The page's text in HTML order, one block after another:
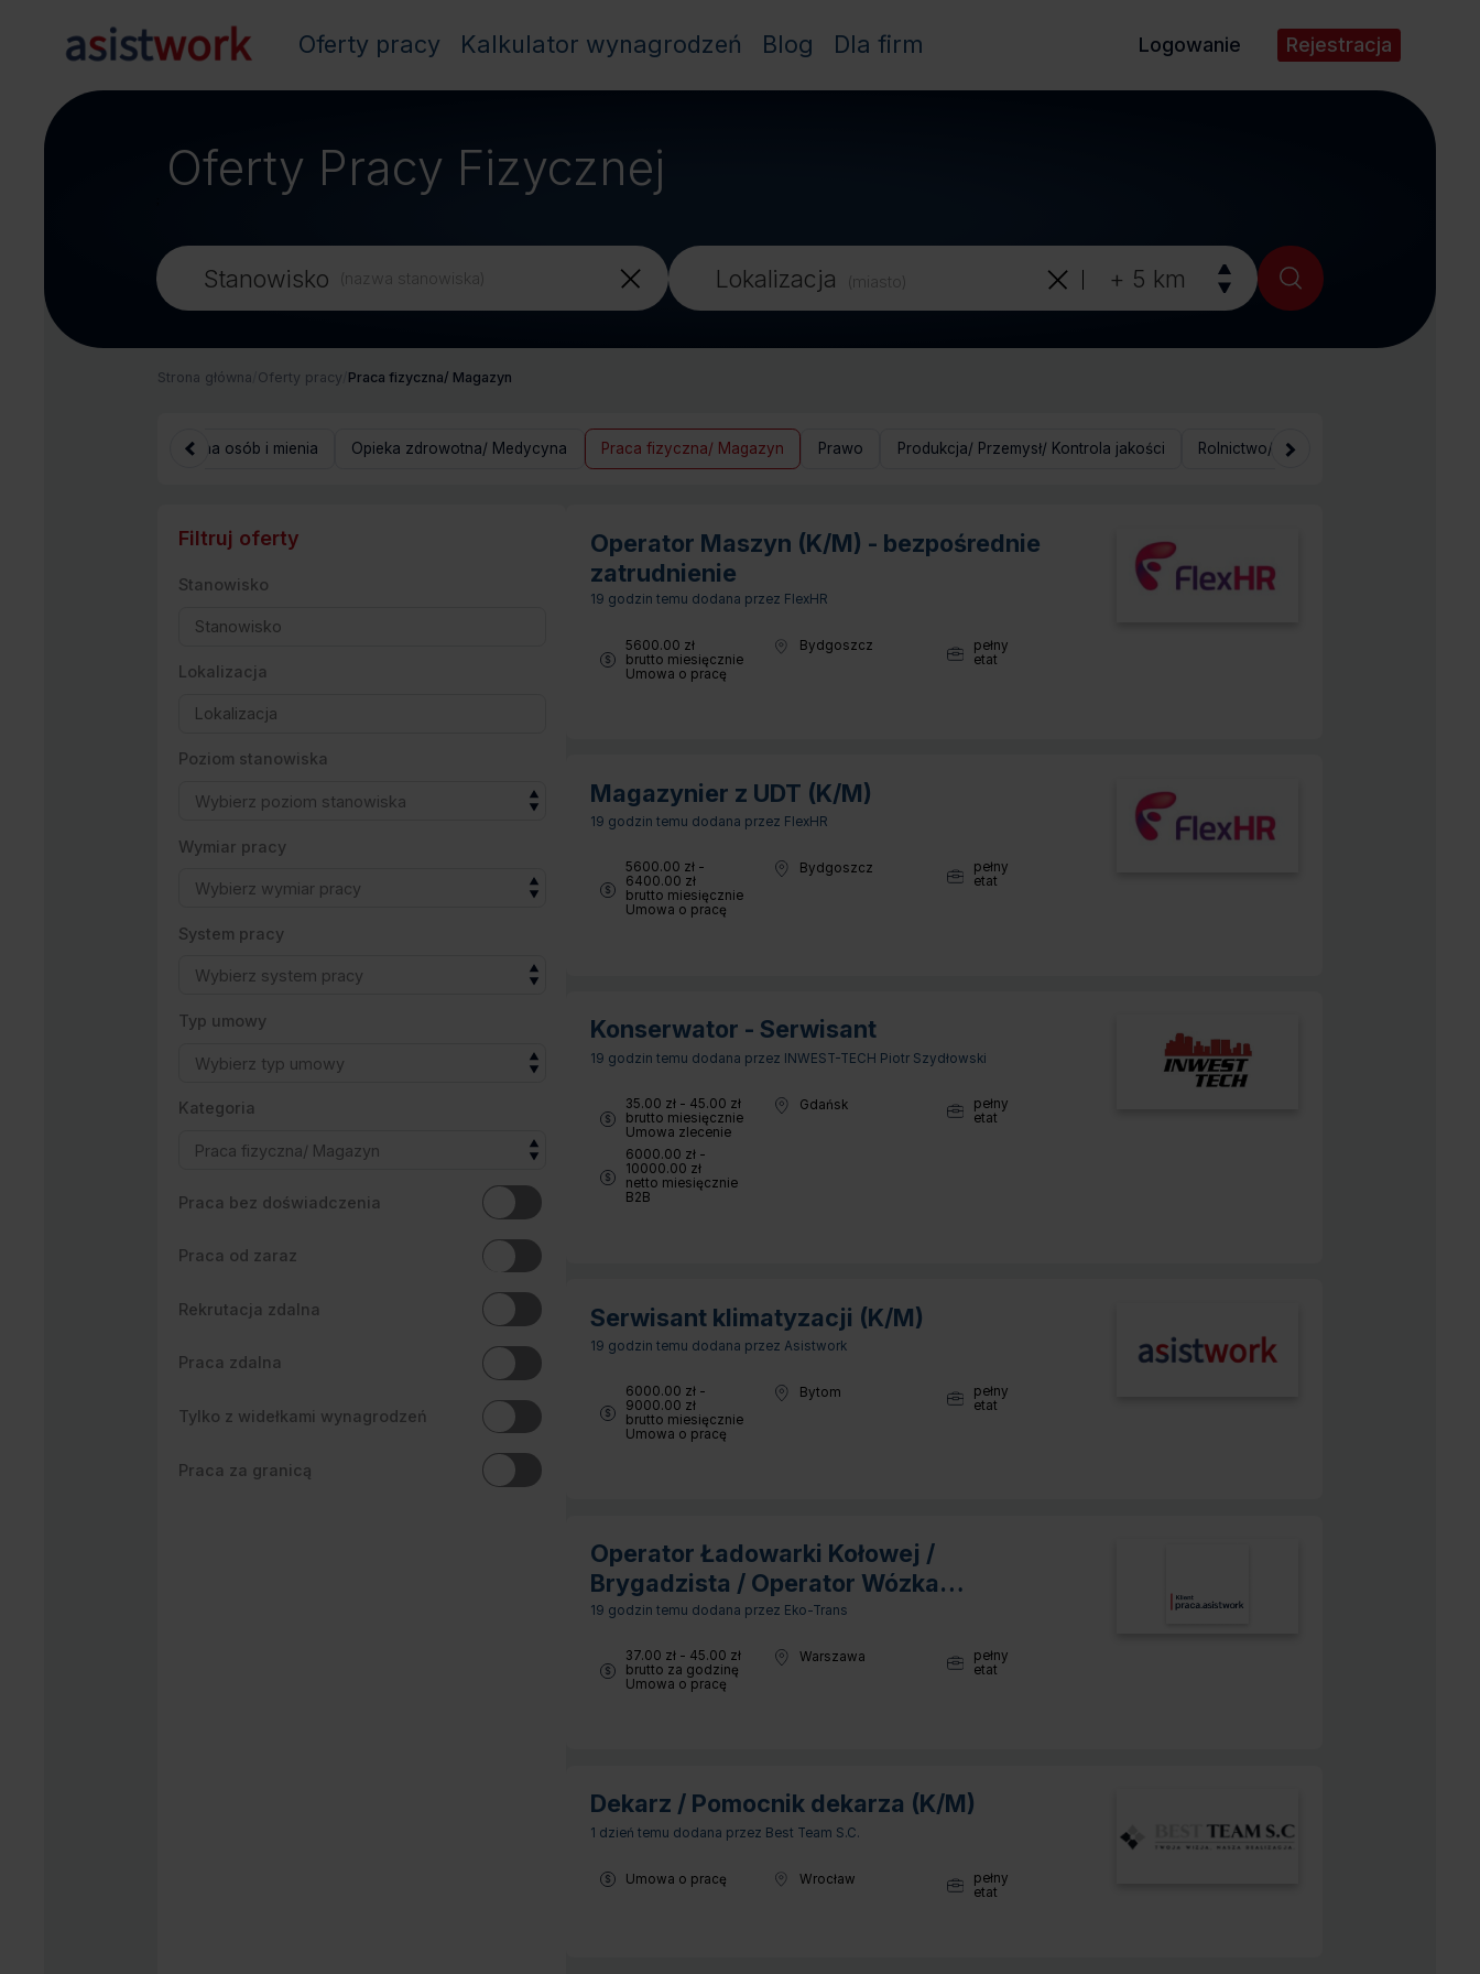
Oferty pracy Kalkulator wynagrodzeń Blog Dla firm Logowanie Rejestracja
Oferty Pracy Fizycznej
Stanowisko (nazwa stanowiska) Lokalizacja (miasto)
Strona główna Oferty pracy Praca fizyczna/ Magazyn
Ochrona osób i mienia Opieka zdrowotna/ Medycyna Praca fizyczna/ Magazyn Prawo Produkcja/ Przemysł/ Kontrola jakości Rolnictwo/ Ogrodnictwo/ Hodowla
Filtruj oferty
Stanowisko
Lokalizacja
Poziom stanowiska
Wymiar pracy
System pracy
Typ umowy
Kategoria
Praca bez doświadczenia
Praca od zaraz
Rekrutacja zdalna
Praca zdalna
Tylko z widełkami wynagrodzeń
Praca za granicą
Operator Maszyn (K/M) - bezpośrednie
zatrudnienie
19 godzin temu dodana przez FlexHR
Wynagrodzenie:
5600.00 zł
brutto miesięcznie
Typ umowy:
Umowa o pracę
Lokalizacja:
Bydgoszcz
Wymiar pracy:
pełny
etat
Magazynier z UDT (K/M)
19 godzin temu dodana przez FlexHR
Wynagrodzenie:
5600.00 zł -
6400.00 zł
brutto miesięcznie
Typ umowy:
Umowa o pracę
Lokalizacja:
Bydgoszcz
Wymiar pracy:
pełny
etat
Konserwator - Serwisant
19 godzin temu dodana przez INWEST-TECH Piotr Szydłowski
Wynagrodzenie:
35.00 zł - 45.00 zł
brutto miesięcznie
Typ umowy:
Umowa zlecenie
Wynagrodzenie:
6000.00 zł -
10000.00 zł
netto miesięcznie
Typ umowy:
B2B
Lokalizacja:
Gdańsk
Wymiar pracy:
pełny
etat
Serwisant klimatyzacji (K/M)
19 godzin temu dodana przez Asistwork
Wynagrodzenie:
6000.00 zł -
9000.00 zł
brutto miesięcznie
Typ umowy:
Umowa o pracę
Lokalizacja:
Bytom
Wymiar pracy:
pełny
etat
Operator Ładowarki Kołowej /
Brygadzista / Operator Wózka
Widłowego
19 godzin temu dodana przez Eko-Trans
Wynagrodzenie:
37.00 zł - 45.00 zł
brutto za godzinę
Typ umowy:
Umowa o pracę
Lokalizacja:
Warszawa
Wymiar pracy:
pełny
etat
Dekarz / Pomocnik dekarza (K/M)
1 dzień temu dodana przez Best Team S.C.
Typ umowy:
Umowa o pracę Lokalizacja:
Wrocław
Wymiar pracy:
pełny
etat